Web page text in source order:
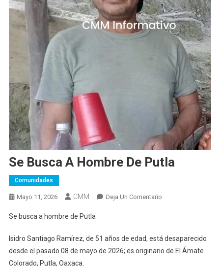
Se Busca A Hombre De Putla
Comunidades
Mayo 11, 2026 CMM Deja Un ComentarioEn
Hombre
De
Se busca a hombre de Putla
Isidro Santiago Ramírez, de 51 años de edad, está desaparecido
desde el pasado 08 de mayo de 2026; es originario de El Ámate
Colorado, Putla, Oaxaca.